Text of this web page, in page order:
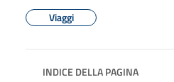
Viaggi
INDICE DELLA PAGINA